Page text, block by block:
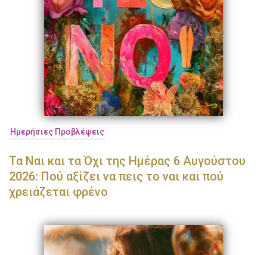
Ημερήσιες Προβλέψεις
Τα Ναι και τα Όχι της Ημέρας 6 Αυγούστου
2026: Πού αξίζει να πεις το ναι και πού
χρειάζεται φρένο